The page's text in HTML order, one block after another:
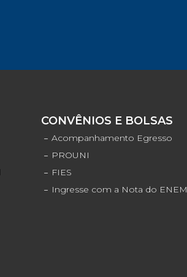
CONVÊNIOS E BOLSAS
Acompanhamento Egresso
PROUNI
FIES
Ingresse com a Nota do ENEM